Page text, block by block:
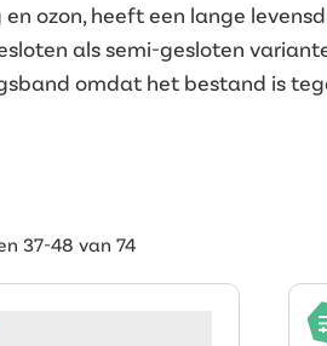
ozon, heeft een lange
als semi-gesloten
omdat het bestand is
37-48 van 74